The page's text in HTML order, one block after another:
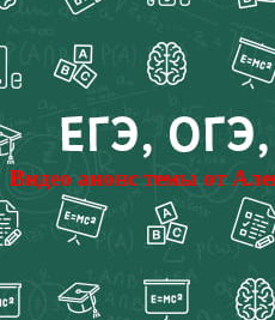
Видео анонс темы от